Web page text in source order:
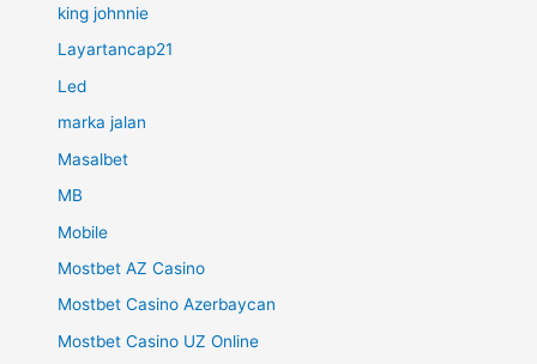
king johnnie
Layartancap21
Led
marka jalan
Masalbet
MB
Mobile
Mostbet AZ Casino
Mostbet Casino Azerbaycan
Mostbet Casino UZ Online